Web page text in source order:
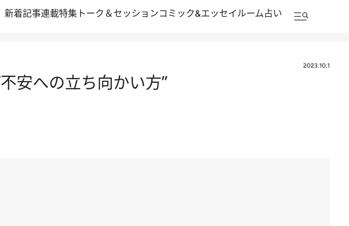
新着記事連載特集 トーク＆セッションコミック&エッセイルーム占い
2023.10.1
安への立ち向かい方”